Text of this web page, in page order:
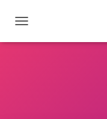
التنقل